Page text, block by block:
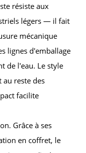
résiste aux
légers — il fait
mécanique
lignes d'emballage
de l'eau. Le style
reste des
facilite
Grâce à ses
en coffret, le